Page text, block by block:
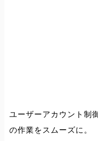
ユーザーアカウント制
の作業をスムーズに。